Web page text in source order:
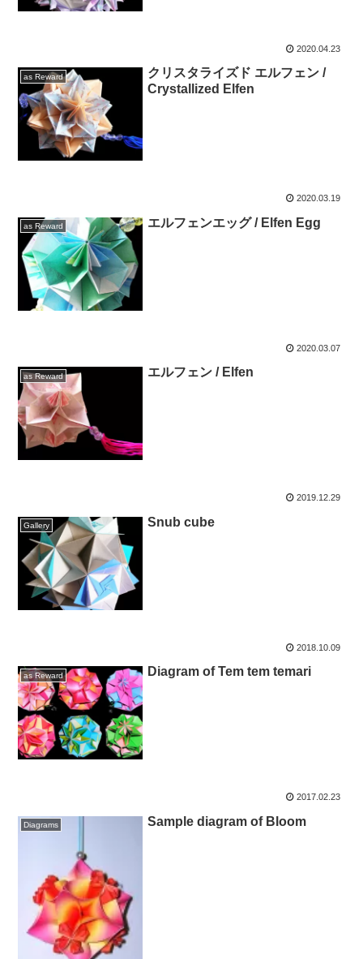
2020.04.23
as Reward
クリスタライズド エルフェン /
Crystallized Elfen
2020.03.19
as Reward エルフェンエッグ / Elfen Egg
2020.03.07
as Reward エルフェン / Elfen
2019.12.29
Gallery Snub cube
2018.10.09
as Reward Diagram of Tem tem temari
2017.02.23
Diagrams Sample diagram of Bloom